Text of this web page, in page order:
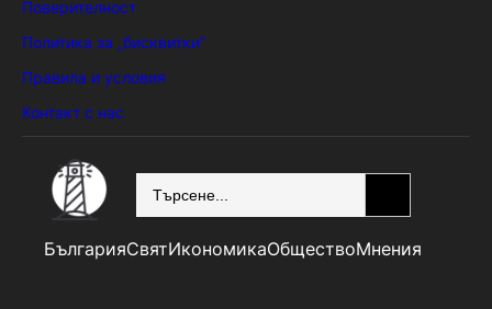
Поверителност
Политика за „бисквитки“
Правила и условия
Контакт с нас
БългарияСвятИкономикаОбществоМнения